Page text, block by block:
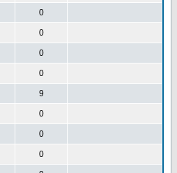
0
0
0
0
9
0
0
0